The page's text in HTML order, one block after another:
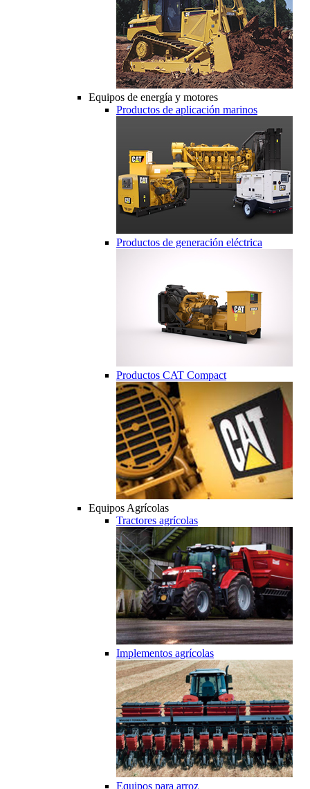
Equipos de energía y motores
Productos de aplicación marinos
Productos de generación eléctrica
Productos CAT Compact
Equipos Agrícolas
Tractores agrícolas
Implementos agrícolas
Equipos para arroz